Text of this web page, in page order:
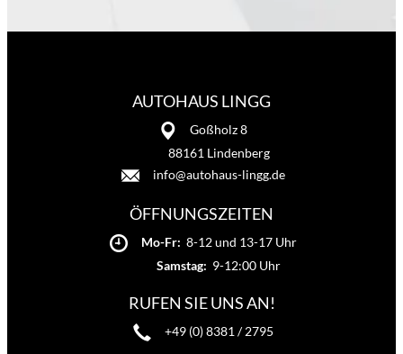
AUTOHAUS LINGG
Goßholz 8
88161 Lindenberg
info@autohaus-lingg.de
ÖFFNUNGSZEITEN
Mo-Fr: 8-12 und 13-17 Uhr
Samstag: 9-12:00 Uhr
RUFEN SIE UNS AN!
+49 (0) 8381 / 2795